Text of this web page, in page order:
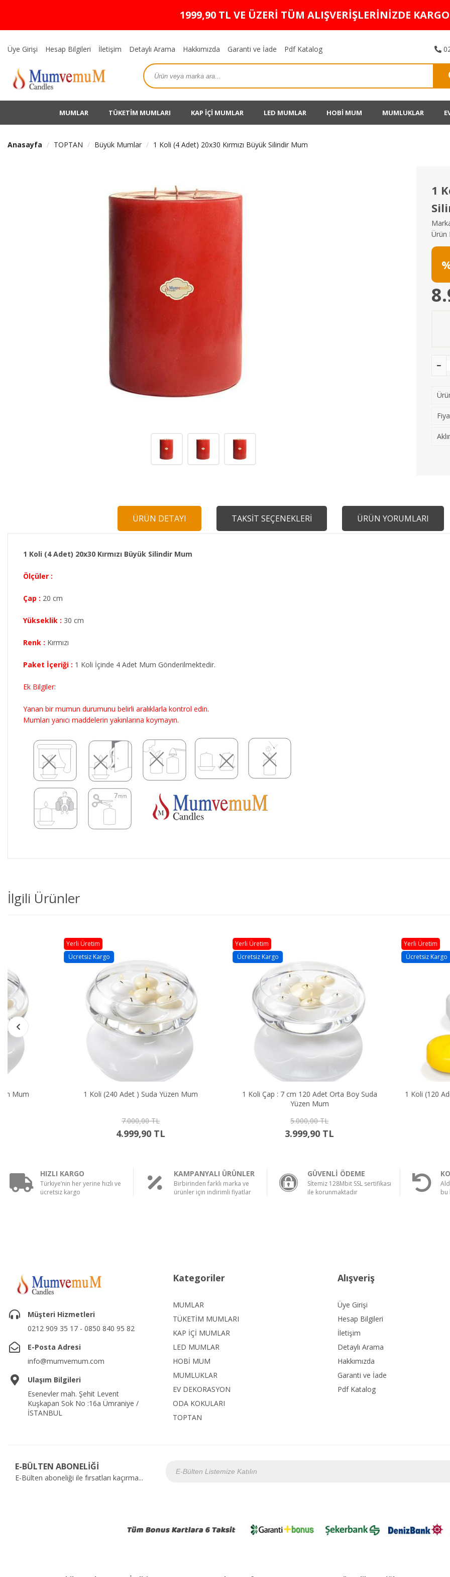
1999,90 TL VE ÜZERİ TÜM ALIŞVERİŞLERİNİZDE
Üye Girişi Hesap Bilgileri İletişim Detaylı Arama Hakkımızda Garanti ve İade Pdf Katalog
MUMLAR TÜKETİM MUMLARI KAP İÇİ MUMLAR LED MUMLAR HOBİ MUM MUMLUKLAR
Anasayfa TOPTAN Büyük Mumlar 1 Koli (4 Adet) 20x30 Kırmızı Büyük Silindir Mum
1
Ürün
ÜRÜN DETAYI TAKSİT SEÇENEKLERİ ÜRÜN YORUMLARI
1 Koli (4 Adet) 20x30 Kırmızı Büyük Silindir Mum
Ölçüler :
Çap : 20 cm
Yükseklik : 30 cm
Renk : Kırmızı
Paket İçeriği : 1 Koli İçinde 4 Adet Mum Gönderilmektedir.
Ek Bilgiler:
Yanan bir mumun durumunu belirli aralıklarla kontrol edin.
Mumları yanıcı maddelerin yakınlarına koymayın.
İlgili Ürünler
1 Koli (240 Adet ) Suda Yüzen Mum
1 Koli Çap : 7 cm 120 Adet Orta Boy Suda
1 Koli (120 Adet ) Citronella
HIZLI KARGO
Türkiye’nin her yerine hızlı ve
ücretsiz kargo
KAMPANYALI ÜRÜNLER
Birbirinden farklı marka ve
ürünler için indirimli fiyatlar
GÜVENLİ ÖDEME
Sİtemiz 128Mbit SSL sertifikası
ile korunmaktadır
bu
Müşteri Hizmetleri
0212 909 35 17 - 0850 840 95 82
E-Posta Adresi
info@mumvemum.com
Ulaşım Bilgileri
Esenevler mah. Şehit Levent
Kuşkapan Sok No :16a Ümraniye /
İSTANBUL
Kategoriler
MUMLAR
TÜKETİM MUMLARI
KAP İÇİ MUMLAR
LED MUMLAR
HOBİ MUM
MUMLUKLAR
EV DEKORASYON
ODA KOKULARI
TOPTAN
Alışveriş
Üye Girişi
Hesap Bilgileri
İletişim
Detaylı Arama
Hakkımızda
Garanti ve İade
Pdf Katalog
E-BÜLTEN ABONELİĞİ
E-Bülten aboneliği ile fırsatları kaçırma...